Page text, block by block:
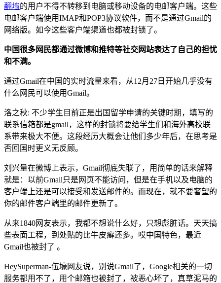
翻墙的用户不得不转移到电脑或移动设备的电邮客户端。这些
电邮客户端使用IMAP和POP3协议软件，而不是通过Gmail的
网络版。如今这些客户端渠道也都被封锁了。
中国很多网民都通过微博和推特等社交网站表达了自己的担忧
和不满。
通过Gmail在中国的实时流量来看，从12月27日开始几乎没有
什么网民可以使用Gmail。
洛之秋: 不少学生目前正是出国留学申请的关键时期，填写的
联系信箱都是gmail，这样的封锁将要给学生们和海外高校联
系带来极大不便。这段经历大概会让他们多少年后，在思考是
否回国时更义无反顾。
刘兴量在微博上表示，Gmail彻底失联了，用简单的话来解释
就是：以前Gmail只是网页不能访问，但是在手机以及电脑的
客户端上还是可以接受和发送邮件的。而现在，就不要奢望的
你的邮件客户端里的邮件更新了。
从来1840网友表示，我都不想说什么好，只想彪脏话。天天搞
些表面工程，到处贴的比牛皮癣还多。哎中国特色，最近
Gmail也被封了 。
HeySuperman-伍壕网友说，别说Gmail了，Google相关的一切
服务都用不了，用个邮箱也被封了，被恶心坏了，真草泥马的